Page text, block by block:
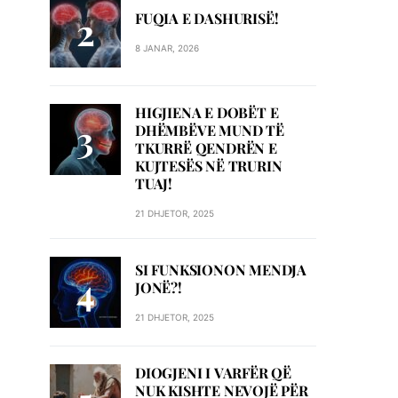
FUQIA E DASHURISË!
8 JANAR, 2026
HIGJIENA E DOBËT E
DHËMBËVE MUND TË
TKURRË QENDRËN E
KUJTESËS NË TRURIN
TUAJ!
21 DHJETOR, 2025
SI FUNKSIONON MENDJA
JONË?!
21 DHJETOR, 2025
DIOGJENI I VARFËR QË
NUK KISHTE NEVOJË PËR